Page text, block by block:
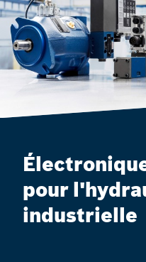
pour
industrielle